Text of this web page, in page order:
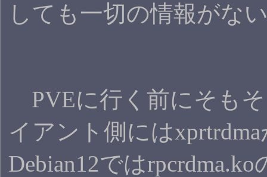
しても一切の情報がな
PVEに行く前にそもそ
イアント側には
Debian12では